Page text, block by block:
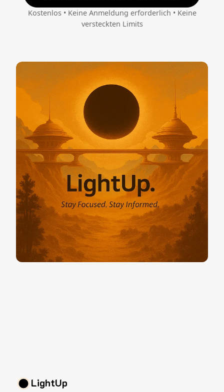
Kostenlos • Keine Anmeldung erforderlich • Keine
versteckten Limits
LightUp